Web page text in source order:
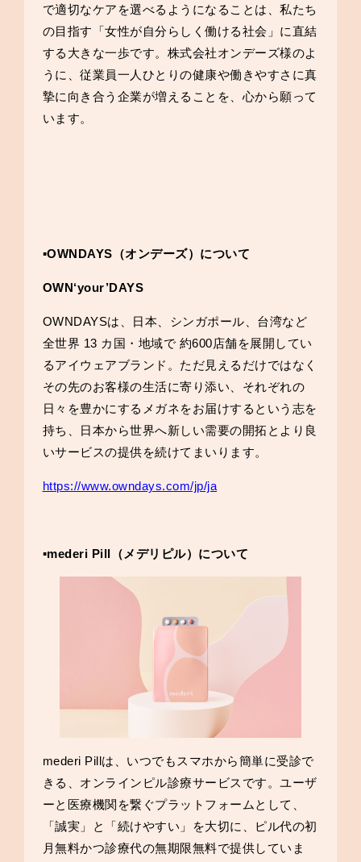
で適切なケアを選べるようになることは、私たち
の目指す「女性が自分らしく働ける社会」に直結
する大きな一歩です。株式会社オンデーズ様のよ
うに、従業員一人ひとりの健康や働きやすさに真
摯に向き合う企業が増えることを、心から願って
います。
▪️OWNDAYS（オンデーズ）について
OWN‘your’DAYS
OWNDAYSは、日本、シンガポール、台湾など
全世界 13 カ国・地域で 約600店舗を展開してい
るアイウェアブランド。ただ見えるだけではなく
その先のお客様の生活に寄り添い、それぞれの
日々を豊かにするメガネをお届けするという志を
持ち、日本から世界へ新しい需要の開拓とより良
いサービスの提供を続けてまいります。
https://www.owndays.com/jp/ja
▪️mederi Pill（メデリピル）について
mederi Pillは、いつでもスマホから簡単に受診で
きる、オンラインピル診療サービスです。ユーザ
ーと医療機関を繋ぐプラットフォームとして、
「誠実」と「続けやすい」を大切に、ピル代の初
月無料かつ診療代の無期限無料で提供していま